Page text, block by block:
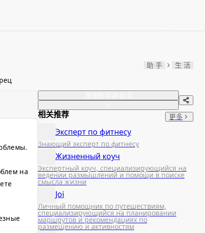
助 手
生 活
на
相关推荐 更多
Эксперт по фитнесу
Знающий эксперт по фитнесу
Жизненный коуч
Экспертный коуч, специализирующийся на
ведении размышлений и помощи в поиске
смысла жизни
Joi
Личный помощник по путешествиям,
специализирующийся на планировании
маршрутов и рекомендациях по
размещению и активностям